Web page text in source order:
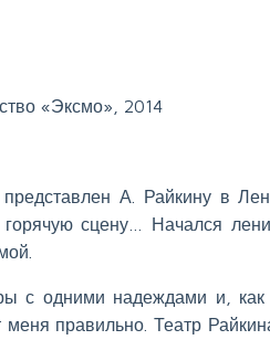
«Эксмо», 2014
А. Райкину в
сцену… Начался
с одними надеждами и,
правильно. Театр